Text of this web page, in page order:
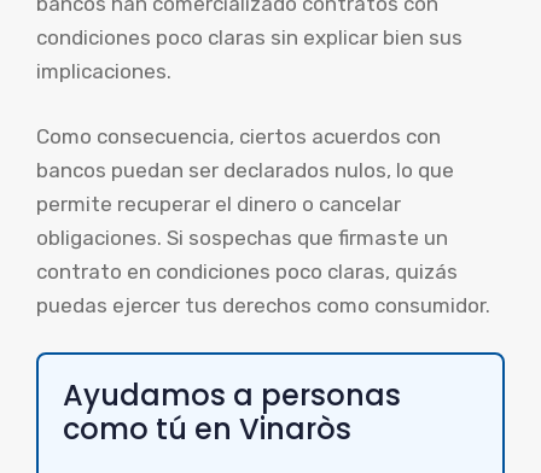
condiciones poco claras sin explicar bien sus
implicaciones.
Como consecuencia, ciertos acuerdos con
bancos puedan ser declarados nulos, lo que
permite recuperar el dinero o cancelar
obligaciones. Si sospechas que firmaste un
contrato en condiciones poco claras, quizás
puedas ejercer tus derechos como consumidor.
Ayudamos a personas
como tú en Vinaròs